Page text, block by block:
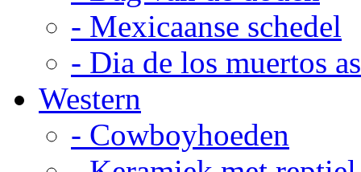
- Mexicaanse schedel
- Dia de los muertos
Western
- Cowboyhoeden